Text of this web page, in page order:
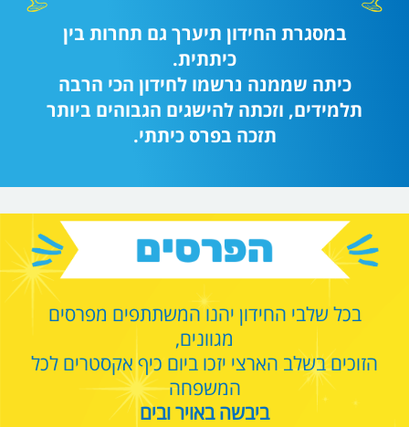
במסגרת החידון תיערך גם תחרות בין
כיתתית.
כיתה שממנה נרשמו לחידון הכי הרבה
תלמידים, וזכתה להישגים הגבוהים ביותר
תזכה בפרס כיתתי.
בכל שלבי החידון יהנו המשתתפים מפרסים
מגוונים,
הזוכים בשלב הארצי יזכו ביום כיף אקסטרים לכל
המשפחה
ביבשה באויר ובים